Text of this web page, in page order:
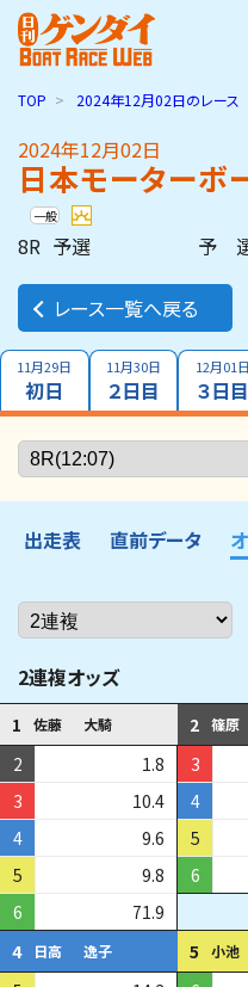
TOP 2024年12月02日のレース
2024年12月02日
日本モーターボ
一般
8R 予選 予
レース一覧へ戻る
11月29日
初日
11月30日
２日目
12月01日
３日目
出走表 直前データ
2連複オッズ
1 佐藤 大騎
2
1.8
3
10.4
4
9.6
5
9.8
6
71.9
2 篠原
3
4
5
6
4 日高 逸子 5 小池